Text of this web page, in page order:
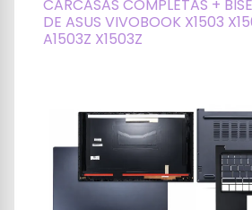
CARCASAS COMPLETAS +
DE ASUS VIVOBOOK X1503
A1503Z X1503Z